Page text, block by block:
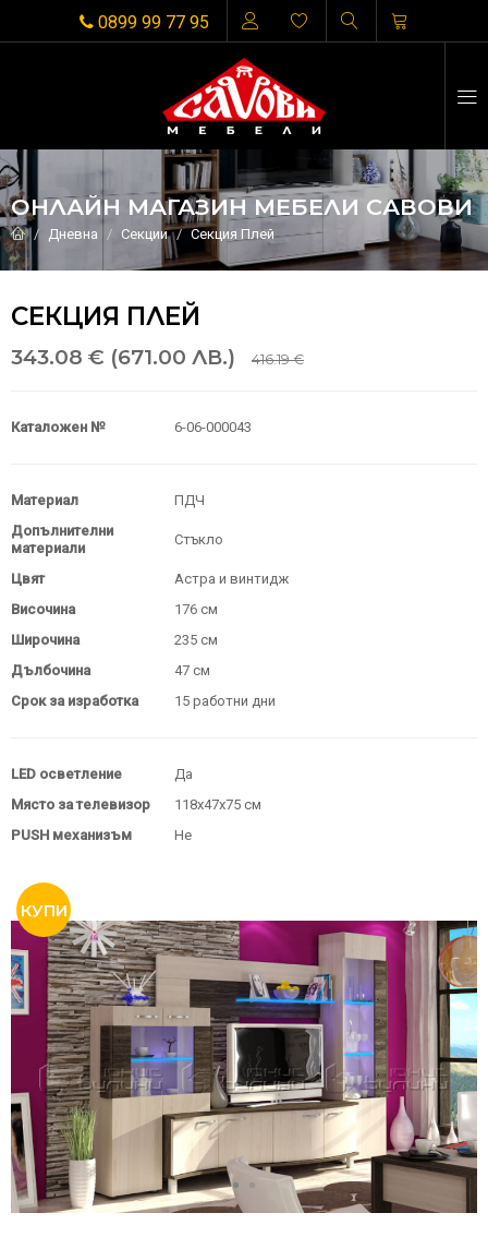
0899 99 77 95
ОНЛАЙН МАГАЗИН МЕБЕЛИ САВОВИ
Дневна Секции Секция Плей
СЕКЦИЯ ПЛЕЙ
343.08 € (671.00 ЛВ.) 416.19 €
Каталожен № 6-06-000043
Материал
ПДЧ
Допълнителни
материали
Стъкло
Цвят
Астра и винтидж
Височина
176 см
Широчина
235 см
Дълбочина
47 см
Срок за изработка
15 работни дни
LED осветление
Да
Място за телевизор
118х47х75 см
PUSH механизъм
Не